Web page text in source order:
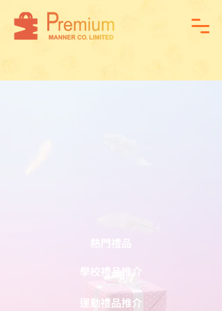
熱門禮品
學校禮品推介
運動禮品推介